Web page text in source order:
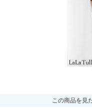
この商品を見